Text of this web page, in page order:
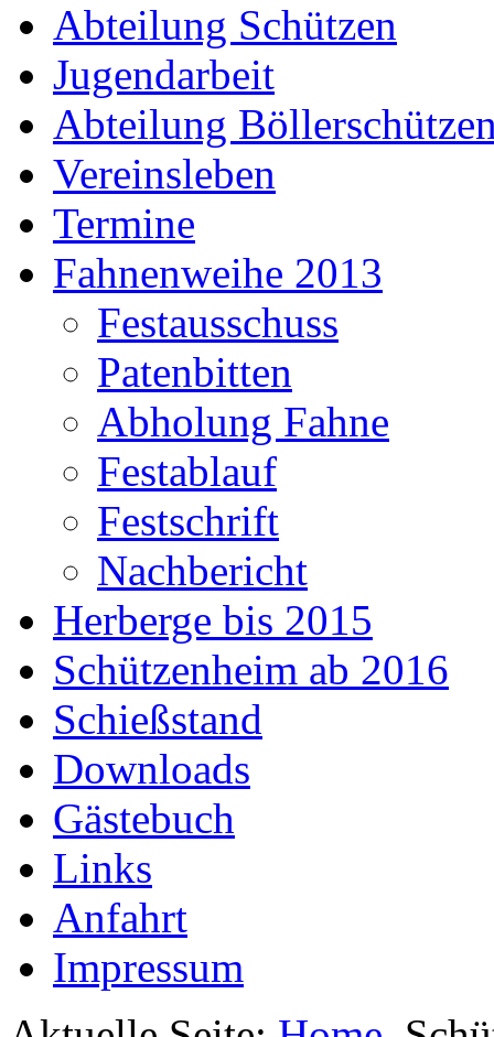
Abteilung Schützen
Jugendarbeit
Abteilung
Vereinsleben
Termine
Fahnenweihe 2013
Festausschuss
Patenbitten
Abholung Fahne
Festablauf
Festschrift
Nachbericht
Herberge bis 2015
Schützenheim ab 2016
Schießstand
Downloads
Gästebuch
Links
Anfahrt
Impressum